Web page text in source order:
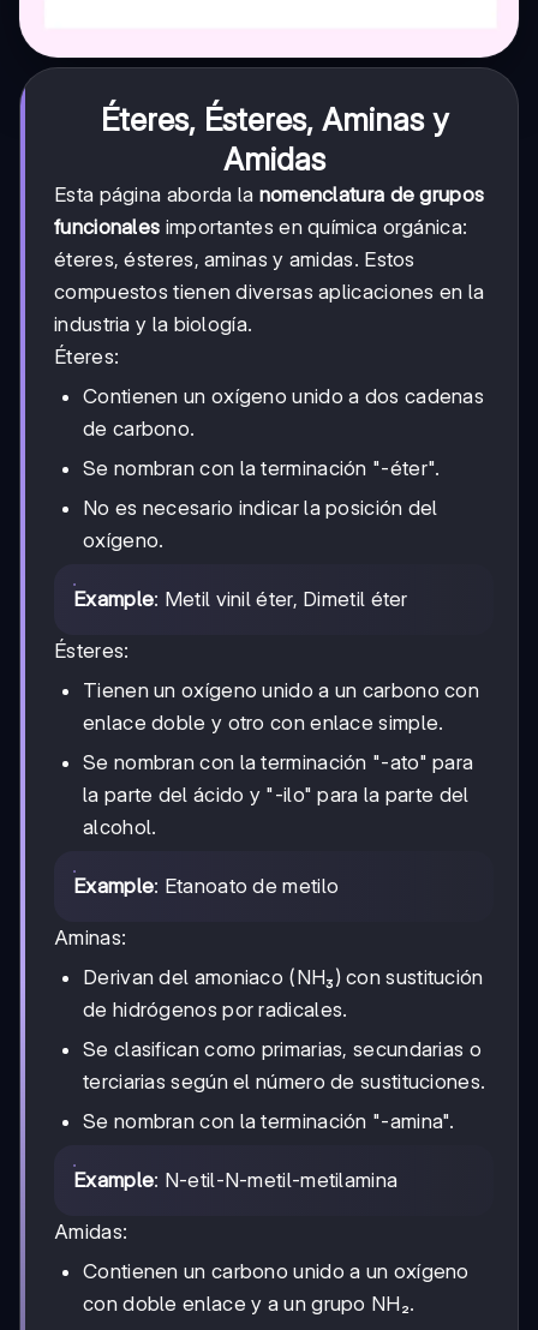
Éteres, Ésteres, Aminas y
Amidas
Esta página aborda la nomenclatura de grupos
funcionales importantes en química orgánica:
éteres, ésteres, aminas y amidas. Estos
compuestos tienen diversas aplicaciones en la
industria y la biología.
Éteres:
Contienen un oxígeno unido a dos cadenas
de carbono.
Se nombran con la terminación "-éter".
No es necesario indicar la posición del
oxígeno.
Example: Metil vinil éter, Dimetil éter
Ésteres:
Tienen un oxígeno unido a un carbono con
enlace doble y otro con enlace simple.
Se nombran con la terminación "-ato" para
la parte del ácido y "-ilo" para la parte del
alcohol.
Example: Etanoato de metilo
Aminas:
Derivan del amoniaco (NH₃) con sustitución
de hidrógenos por radicales.
Se clasifican como primarias, secundarias o
terciarias según el número de sustituciones.
Se nombran con la terminación "-amina".
Example: N-etil-N-metil-metilamina
Amidas:
Contienen un carbono unido a un oxígeno
con doble enlace y a un grupo NH₂.